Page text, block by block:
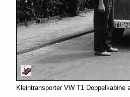
Kleintransporter VW T1 Doppelkabine